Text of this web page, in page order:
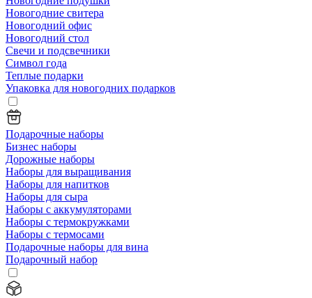
Новогодние свитера
Новогодний офис
Новогодний стол
Свечи и подсвечники
Символ года
Теплые подарки
Упаковка для новогодних подарков
Подарочные наборы
Бизнес наборы
Дорожные наборы
Наборы для выращивания
Наборы для напитков
Наборы для сыра
Наборы с аккумуляторами
Наборы с термокружками
Наборы с термосами
Подарочные наборы для вина
Подарочный набор